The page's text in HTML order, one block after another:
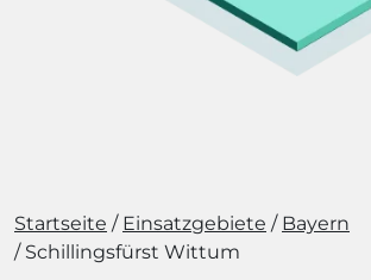
Startseite Einsatzgebiete
Bayern
Schillingsfürst Wittum